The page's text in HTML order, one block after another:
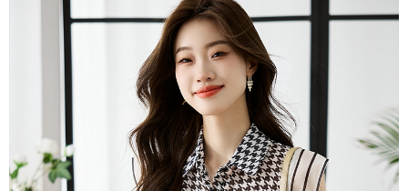
3.完整用戶服務條款，請詳閱以下連結：https://oppay.tw/userRule
【注意事項】
１．透過由恩沛科技股份有限公司提供之「AFTEE先享後付」服務完成之交
易，需依本服務之必要範圍內提供個人資料，並將交易相關給付款項請求債
權轉讓予恩沛科技股份有限公司。
２．關於個人資料處理事宜，請瀏覽以下網址：
https://aftee.tw/terms/#terms3
３．未成年的使用者請事先徵得法定代理人或監護人之同意方可使用
「AFTEE先享後付」，若未經同意申辦者引起之損失，本公司不負相關責
任。
４．使用「AFTEE先享後付」時，將依據個別帳號之用戶狀況，依本公司即
7-11付款取貨
每筆NT$80，滿NT$699(含以上)免運費
每筆NT$80，滿NT$699(含以上)免運費
每筆NT$70，滿NT$699(含以上)免運費